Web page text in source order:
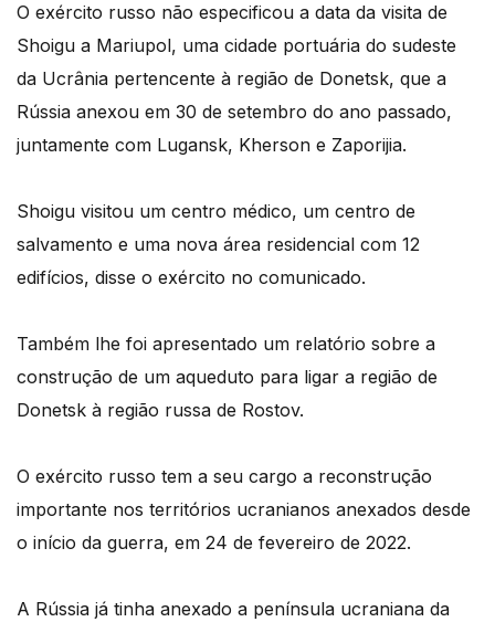
O exército russo não especificou a data da visita de
Shoigu a Mariupol, uma cidade portuária do sudeste
da Ucrânia pertencente à região de Donetsk, que a
Rússia anexou em 30 de setembro do ano passado,
juntamente com Lugansk, Kherson e Zaporijia.
Shoigu visitou um centro médico, um centro de
salvamento e uma nova área residencial com 12
edifícios, disse o exército no comunicado.
Também lhe foi apresentado um relatório sobre a
construção de um aqueduto para ligar a região de
Donetsk à região russa de Rostov.
O exército russo tem a seu cargo a reconstrução
importante nos territórios ucranianos anexados desde
o início da guerra, em 24 de fevereiro de 2022.
A Rússia já tinha anexado a península ucraniana da